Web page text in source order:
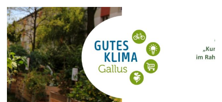
Gutes Klima im Gallus
Kurze Wege für den Klimaschutz